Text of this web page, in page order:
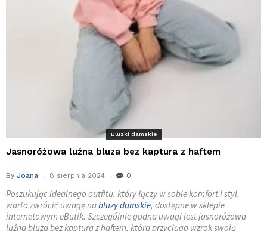
Bluzki damskie
Jasnoróżowa luźna bluza bez kaptura z haftem
By Joana 8 sierpnia 2024 0
Poszukując idealnego outfitu, który łączy w sobie komfort i styl,
warto zwrócić uwagę nabluzy damskie, dostępne w sklepie
internetowym eButik. Szczególnie godna uwagi jest jasnoróżowa
luźna bluza bez kaptura z haftem, która przyciąga wzrok swoją